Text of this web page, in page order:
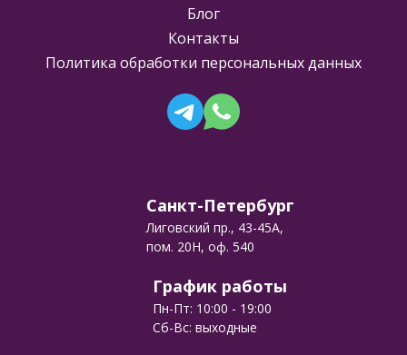
Блог
Контакты
Политика обработки персональных данных
Санкт-Петербург
Лиговский пр., 43-45А,
пом. 20Н, оф. 540
График работы
Пн-Пт: 10:00 - 19:00
Сб-Вс: выходные